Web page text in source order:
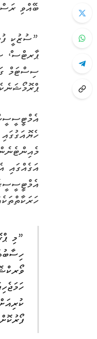
ބޭއްވި
ޕާރޓްސ،ް
ޕްރޮމޯޝަނެކެވެ. މި
އަގެއްގައި
”މި